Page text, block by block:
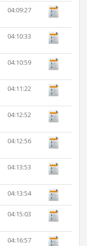
04:09:27
04:10:33
04:10:59
04:11:22
04:12:52
04:12:56
04:13:53
04:13:54
04:15:03
04:16:57